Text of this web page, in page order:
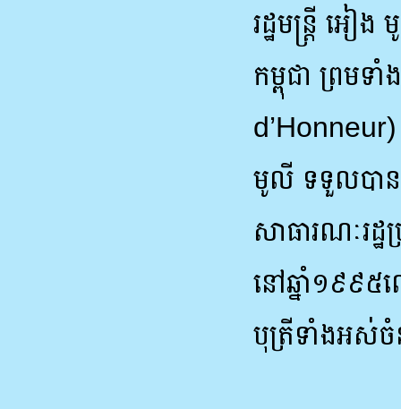
រដ្ឋមន្រ្តី អៀ
កម្ពុជា ព្រម
d’Honneur)
មូលី ទទួលបានព
សាធារណៈរដ្ឋ
នៅឆ្នាំ១៩៩៥
បុត្រីទាំងអស់